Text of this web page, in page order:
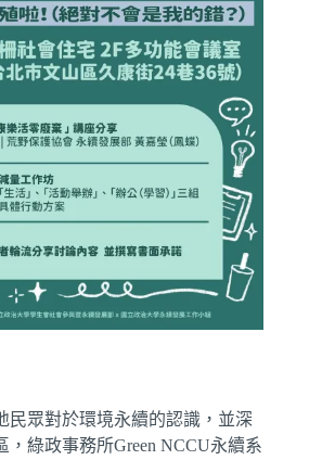
民眾對於環境永續的認識，並深
綠政事務所Green NCCU永續系